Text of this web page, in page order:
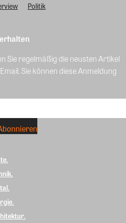
Politik
Sie regelmäßig die neusten Artikel
Sie können diese Anmeldung